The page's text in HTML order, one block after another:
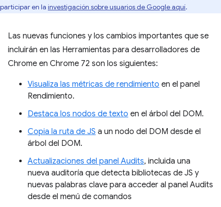
participar en la investigación sobre usuarios de Google aquí.
Las nuevas funciones y los cambios importantes que se
incluirán en las Herramientas para desarrolladores de
Chrome en Chrome 72 son los siguientes:
Visualiza las métricas de rendimiento en el panel
Rendimiento.
Destaca los nodos de texto en el árbol del DOM.
Copia la ruta de JS a un nodo del DOM desde el
árbol del DOM.
Actualizaciones del panel Audits, incluida una
nueva auditoría que detecta bibliotecas de JS y
nuevas palabras clave para acceder al panel Audits
desde el menú de comandos